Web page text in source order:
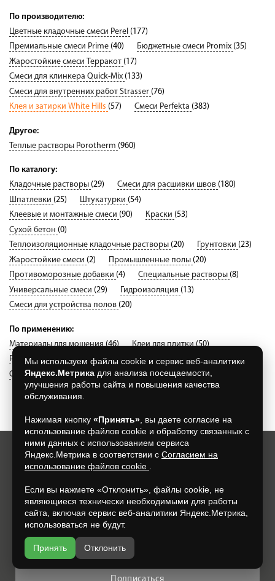
По производителю:
Цветные кладочные смеси Perel (177)
Премиальные смеси Prime (40) Бюджетные смеси Promix (35)
Жаростойкие смеси Терракот (17)
Смеси для клинкера Quick-Mix (133)
Смеси для внутренних работ Strasser (76)
Клея и затирки White Hills (57) Смеси Perfekta (383)
Другое:
Теплые растворы Porotherm (960)
По каталогу:
Кладочные растворы (29) Смеси для расшивки швов (180)
Шпатлевки (25) Штукатурки (54)
Клеевые и монтажные смеси (90) Краски (53)
Сухой бетон (0)
Теплоизоляционные кладочные растворы (20) Грунтовки (23)
Жаростойкие смеси (2) Промышленные полы (20)
Противоморозные добавки (4) Специальные растворы (8)
Универсальные смеси (29) Гидроизоляция (13)
Смеси для устройства полов (20)
По применению:
Материалы для мощения(46) Клеи для плитки(50)
Ремонтный состав(15) Смеси монтажно-кладочные(494)
Смеси штукатурные(5)
Хотите всегда узнавать о новых акциях и скидках?
персональных данных, на условиях и для целей, определенных в
Согласии на обработку персональных данных
Мы используем файлы cookie и сервис веб-аналитики
Яндекс.Метрика для анализа посещаемости,
улучшения работы сайта и повышения качества
обслуживания.
Нажимая кнопку «Принять» , вы даете согласие на
использование файлов cookie и обработку связанных с
ними данных с использованием сервиса
Яндекс.Метрика в соответствии с Согласием на
использование файлов cookie
Если вы нажмете «Отклонить», файлы cookie, не
являющиеся технически необходимыми для работы
сайта, включая сервис веб-аналитики Яндекс.Метрика,
использоваться не будут.
Принять Отклонить